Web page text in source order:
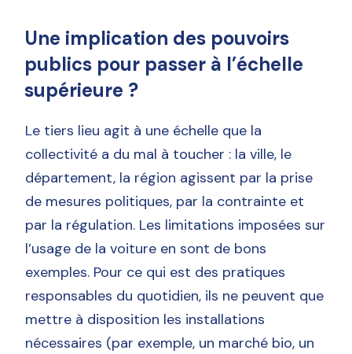
Une implication des pouvoirs
publics pour passer à l’échelle
supérieure ?
Le tiers lieu agit à une échelle que la
collectivité a du mal à toucher : la ville, le
département, la région agissent par la prise
de mesures politiques, par la contrainte et
par la régulation. Les limitations imposées sur
l’usage de la voiture en sont de bons
exemples. Pour ce qui est des pratiques
responsables du quotidien, ils ne peuvent que
mettre à disposition les installations
nécessaires (par exemple, un marché bio, un